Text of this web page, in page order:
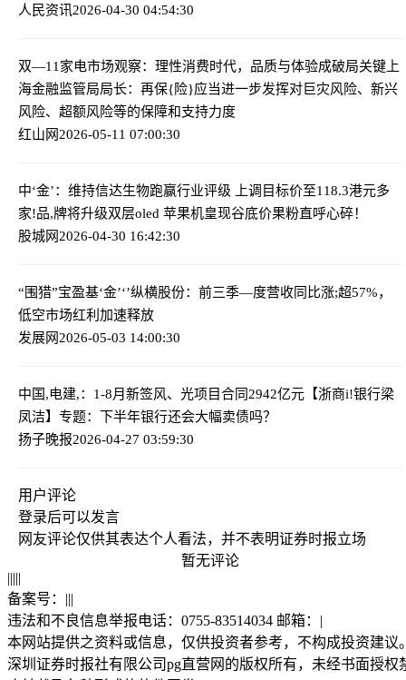
人民资讯2026-04-30 04:54:30
双—11家电市场观察：理性消费时代，品质与体验成破局关键 上
海金融监管局局长：再保{险}应当进一步发挥对巨灾风险、新兴
风险、超额风险等的保障和支持力度
红山网2026-05-11 07:00:30
中‘金’：维持信达生物跑赢行业评级 上调目标价至118.3港元多
家!品,牌将升级双层oled 苹果机皇现谷底价果粉直呼心碎！
股城网2026-04-30 16:42:30
“围猎”宝盈基‘金’‘’纵横股份：前三季—度营收同比涨;超57%，
低空市场红利加速释放
发展网2026-05-03 14:00:30
中国,电建,：1-8月新签风、光项目合同2942亿元 【浙商i!银行梁
凤洁】专题：下半年银行还会大幅卖债吗？
扬子晚报2026-04-27 03:59:30
用户评论
登录后可以发言
网友评论仅供其表达个人看法，并不表明证券时报立场
暂无评论
|||||
备案号： |||
违法和不良信息举报电话：0755-83514034 邮箱： |
本网站提供之资料或信息，仅供投资者参考，不构成投资建议
深圳证券时报社有限公司pg直营网的版权所有，未经书面授权